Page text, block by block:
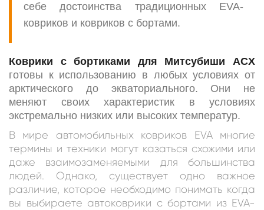
себе достоинства традиционных EVA-
ковриков и ковриков с бортами.
Коврики с бортиками для Митсубиши АСX
готовы к использованию в любых условиях от
арктического до экваториального. Они не
меняют своих характеристик в условиях
экстремально низких или высоких температур.
В мире автомобильных ковриков EVA многие
термины и техники могут казаться схожими или
даже взаимозаменяемыми для большинства
людей. Однако, существует одно важное
различие, которое необходимо понимать когда
вы выбираете автоковрики c бортами из EVA-